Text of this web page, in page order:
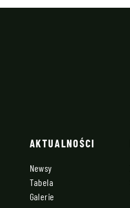
AKTUALNOŚCI
Newsy
Tabela
Galerie